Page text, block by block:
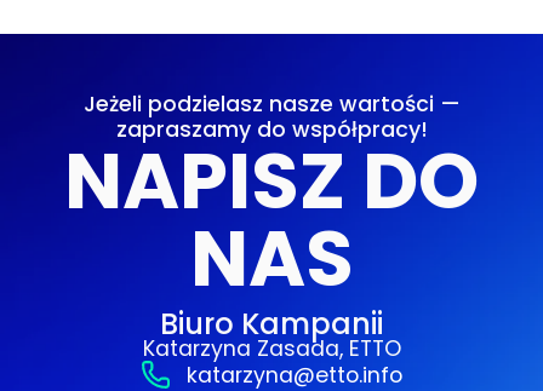
Jeżeli podzielasz nasze wartości —
zapraszamy do współpracy!
NAPISZ DO
NAS
Biuro Kampanii
Katarzyna Zasada, ETTO
katarzyna@etto.info